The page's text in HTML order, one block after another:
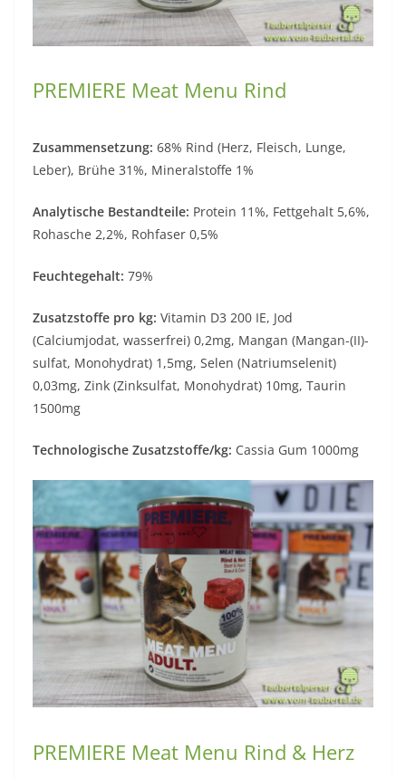
PREMIERE Meat Menu Rind
Zusammensetzung: 68% Rind (Herz, Fleisch, Lunge,
Leber), Brühe 31%, Mineralstoffe 1%
Analytische Bestandteile: Protein 11%, Fettgehalt 5,6%,
Rohasche 2,2%, Rohfaser 0,5%
Feuchtegehalt: 79%
Zusatzstoffe pro kg: Vitamin D3 200 IE, Jod
(Calciumjodat, wasserfrei) 0,2mg, Mangan (Mangan-(II)-
sulfat, Monohydrat) 1,5mg, Selen (Natriumselenit)
0,03mg, Zink (Zinksulfat, Monohydrat) 10mg, Taurin
1500mg
Technologische Zusatzstoffe/kg: Cassia Gum 1000mg
PREMIERE Meat Menu Rind & Herz